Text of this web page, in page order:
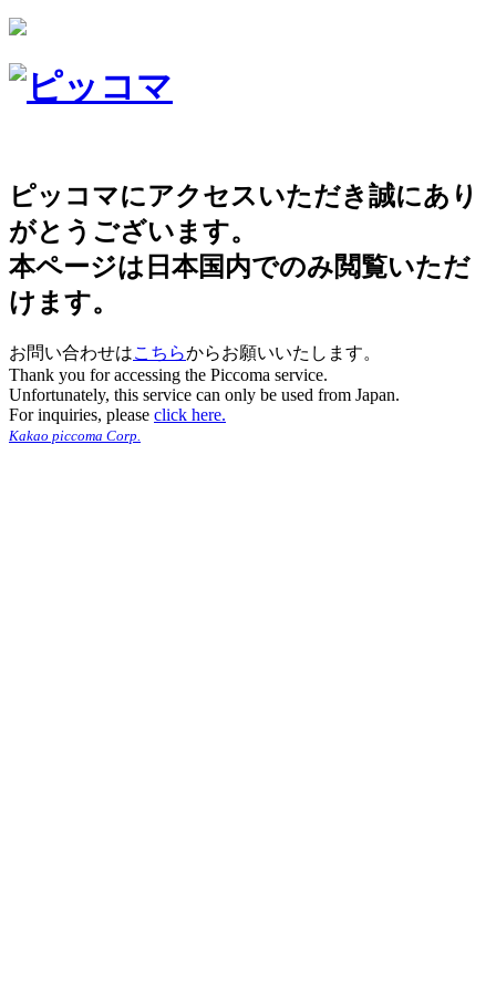
ピッコマにアクセスいただき誠にあり
がとうございます。
本ページは日本国内でのみ閲覧いただ
けます。
お問い合わせはこちらからお願いいたします。
Thank you for accessing the Piccoma service.
Unfortunately, this service can only be used from Japan.
For inquiries, please click here.
Kakao piccoma Corp.